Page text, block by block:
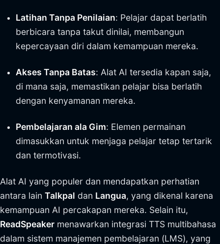
Latihan Tanpa Penilaian: Pelajar dapat berlatih
berbicara tanpa takut dinilai, membangun
kepercayaan diri dalam kemampuan mereka.
Akses Tanpa Batas: Alat AI tersedia kapan saja,
di mana saja, memastikan pelajar bisa berlatih
dengan kenyamanan mereka.
Pembelajaran ala Gim: Elemen permainan
dimasukkan untuk menjaga pelajar tetap tertarik
dan termotivasi.
Alat AI yang populer dan mendapatkan perhatian
antara lain Talkpal dan Langua, yang dikenal karena
kemampuan AI percakapan mereka. Selain itu,
ReadSpeaker menawarkan integrasi TTS multibahasa
dalam sistem manajemen pembelajaran (LMS), yang